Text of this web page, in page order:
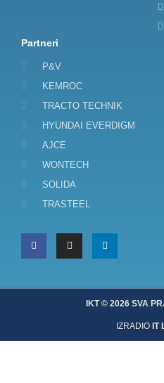
Partneri
P&V
KEMROC
TRACTO TECHNIK
HYUNDAI EVERDIGM
AJCE
WONTECH
SOLIDA
TRASTEEL
c
e
k
s
t
a
n
k
n
IKT © 2026 SVA
IZRADIO IT